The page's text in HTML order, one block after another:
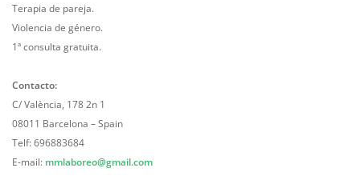
Terapia de pareja.
Violencia de género.
1ª consulta gratuita.
Contacto:
C/ València, 178 2n 1
08011 Barcelona – Spain
Telf: 696883684
E-mail: mmlaboreo@gmail.com